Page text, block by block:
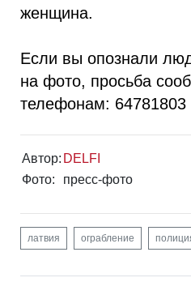
женщина.
Если вы опознали
на фото, просьба
телефонам: 64781803
Автор: DELFI
Фото:
пресс-фото
латвия ограбление